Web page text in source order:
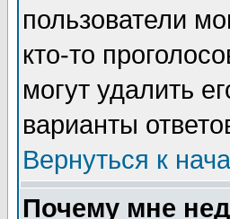
пользователи
кто-то
могут удалить
варианты
Вернуться к
Почему мне